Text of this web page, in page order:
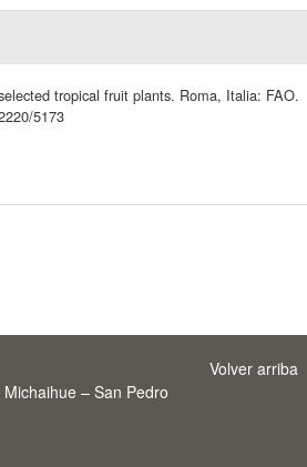
tropical fruit plants. Roma, Italia: FAO.
5173
– San Pedro
Volver arriba